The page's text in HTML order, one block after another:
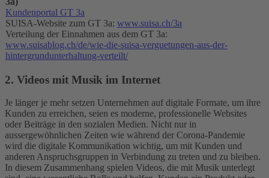
Kundenportal GT 3a
SUISA-Website zum GT 3a: www.suisa.ch/3a
Verteilung der Einnahmen aus dem GT 3a:
www.suisablog.ch/de/wie-die-suisa-verguetungen-aus-der-
hintergrundunterhaltung-verteilt/
2. Videos mit Musik im Internet
Je länger je mehr setzen Unternehmen auf digitale Formate, um ihre
Kunden zu erreichen, seien es moderne, professionelle Websites
oder Beiträge in den sozialen Medien. Nicht nur in
aussergewöhnlichen Zeiten wie während der Corona-Pandemie
wird die digitale Kommunikation wichtig, um mit Kunden und
anderen Anspruchsgruppen in Verbindung zu treten und zu bleiben.
In diesem Zusammenhang spielen Videos, die mit Musik unterlegt